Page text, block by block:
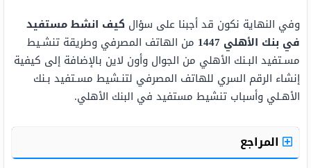
وفي النهاية نكون قد أجبنا على سؤال كيف انشط مستفيد
في بنك الأهلي 1447 من الهاتف المصرفي وطريقة تنشـيط
مسـتفيد البـنك الأهلي من الجوال وأون لاين بالإضافة إلى كيفية
إنشاء الرقم السري للهاتف المصرفي لتنـشيط مسـتفيد بـنك
الأهـلي وأسباب تنشيط مستفيد في البنك الأهلي.
المراجع